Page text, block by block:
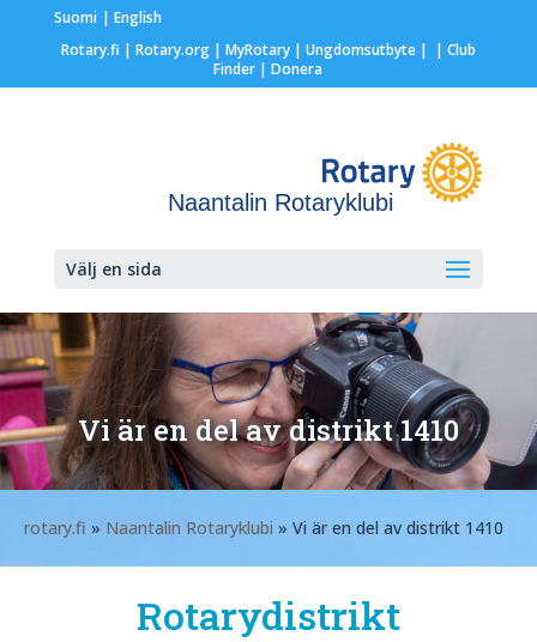
Suomi
English
Rotary.fi | Rotary.org| MyRotary | Ungdomsutbyte| | Club
Finder | Donera
Naantalin Rotaryklubi
Välj en sida
Vi är en del av distrikt 1410
rotary.fi » Naantalin Rotaryklubi » Vi är en del av distrikt 1410
Rotarydistrikt